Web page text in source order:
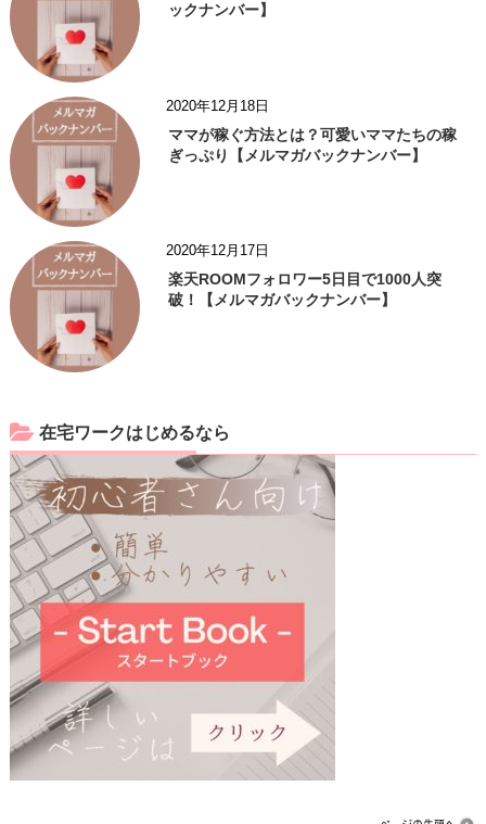
ックナンバー】
2020年12月18日
ママが稼ぐ方法とは？可愛いママたちの稼
ぎっぷり【メルマガバックナンバー】
2020年12月17日
楽天ROOMフォロワー5日目で1000人突
破！【メルマガバックナンバー】
在宅ワークはじめるなら